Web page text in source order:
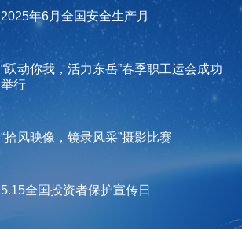
2025年6月全国安全生产月
“跃动你我，活力东岳”春季职工运会成功
举行
“拾风映像，镜录风采”摄影比赛
5.15全国投资者保护宣传日